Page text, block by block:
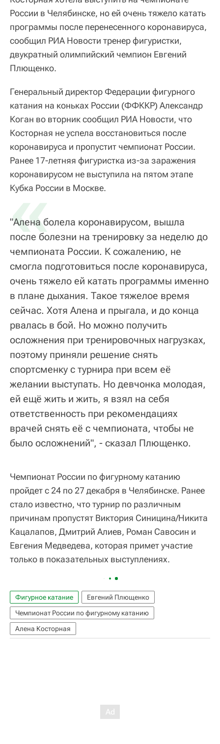
России в Челябинске, но ей очень тяжело катать
программы после перенесенного коронавируса,
сообщил РИА Новости тренер фигуристки,
двукратный олимпийский чемпион Евгений
Плющенко.
Генеральный директор Федерации фигурного
катания на коньках России (ФФККР) Александр
Коган во вторник сообщил РИА Новости, что
Косторная не успела восстановиться после
коронавируса и пропустит чемпионат России.
Ранее 17-летняя фигуристка из-за заражения
коронавирусом не выступила на пятом этапе
Кубка России в Москве.
«
"Алена болела коронавирусом, вышла
после болезни на тренировку за неделю до
чемпионата России. К сожалению, не
смогла подготовиться после коронавируса,
очень тяжело ей катать программы именно
в плане дыхания. Такое тяжелое время
сейчас. Хотя Алена и прыгала, и до конца
рвалась в бой. Но можно получить
осложнения при тренировочных нагрузках,
поэтому приняли решение снять
спортсменку с турнира при всем её
желании выступать. Но девчонка молодая,
ей ещё жить и жить, я взял на себя
ответственность при рекомендациях
врачей снять её с чемпионата, чтобы не
было осложнений", - сказал Плющенко.
Чемпионат России по фигурному катанию
пройдет с 24 по 27 декабря в Челябинске. Ранее
стало известно, что турнир по различным
причинам пропустят Виктория Синицина/Никита
Кацалапов, Дмитрий Алиев, Роман Савосин и
Евгения Медведева, которая примет участие
только в показательных выступлениях.
Фигурное катание
Евгений Плющенко
Чемпионат России по фигурному катанию
Алена Косторная